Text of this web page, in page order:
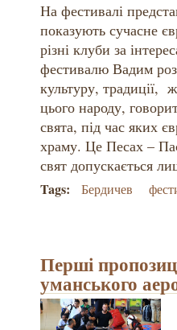
На фестивалі
показують сучасне
різні клуби за
фестивалю Вадим
культуру, традиції,
цього народу,
свята, під час яких
храму. Це Песах –
свят допускається
Tags: Бердичев
Перші
уманського